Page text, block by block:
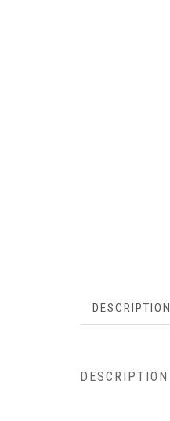
DESCRIPTION
DESCRIPTION